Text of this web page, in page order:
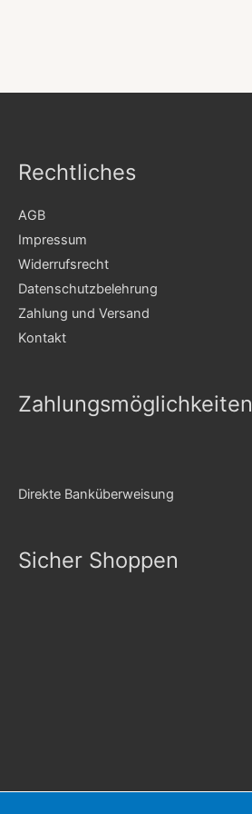
Rechtliches
AGB
Impressum
Widerrufsrecht
Datenschutzbelehrung
Zahlung und Versand
Kontakt
Zahlungsmöglichkeiten
Direkte Banküberweisung
Sicher Shoppen